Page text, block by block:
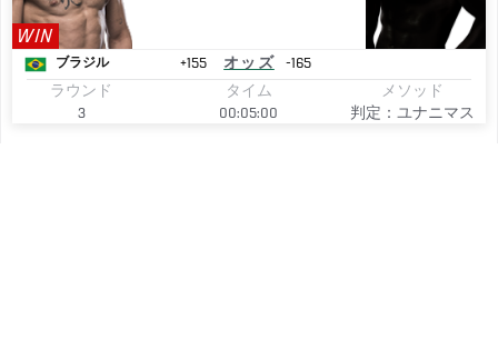
WIN
ブラジル +155 オッズ
-165
ラウンド
3
タイム
00:05:00
メソッド
判定：ユナニマス